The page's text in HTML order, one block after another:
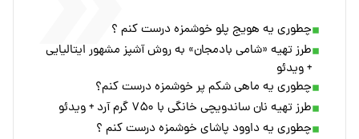
چطوری یه هویج پلو خوشمزه درست کنم ؟
طرز تهیه «شامی بادمجان» به روش آشپز مشهور ایتالیایی
+ ویدئو
چطوری یه ماهی شکم پر خوشمزه درست کنم؟
طرز تهیه نان ساندویچی خانگی با ۷۵۰ گرم آرد + ویدئو
چطوری یه داوود پاشای خوشمزه درست کنم ؟